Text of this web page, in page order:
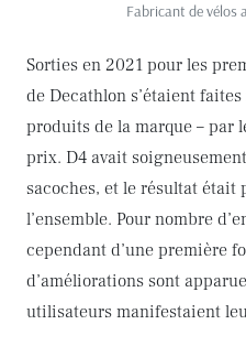
Fabricant de vélos
Sorties en 2021 pour les
de Decathlon s’étaient
produits de la marque – par
prix. D4 avait
sacoches, et le résultat était
l’ensemble. Pour nombre
cependant d’une première
d’améliorations sont
utilisateurs manifestaient